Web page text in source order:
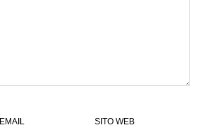
EMAIL SITO WEB